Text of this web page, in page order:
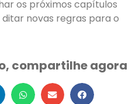
os próximos capítulos
novas regras para o
compartilhe agora